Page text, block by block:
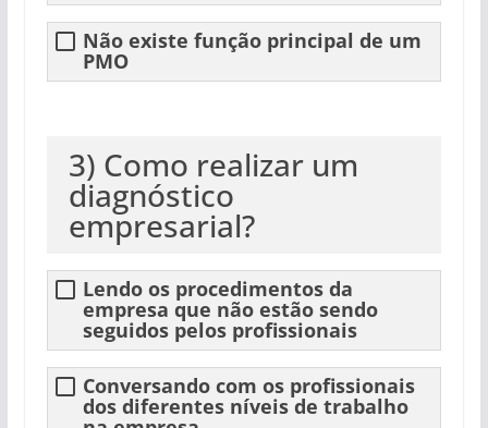
Não existe função principal de um
PMO
3) Como realizar um
diagnóstico
empresarial?
Lendo os procedimentos da
empresa que não estão sendo
seguidos pelos profissionais
Conversando com os profissionais
dos diferentes níveis de trabalho